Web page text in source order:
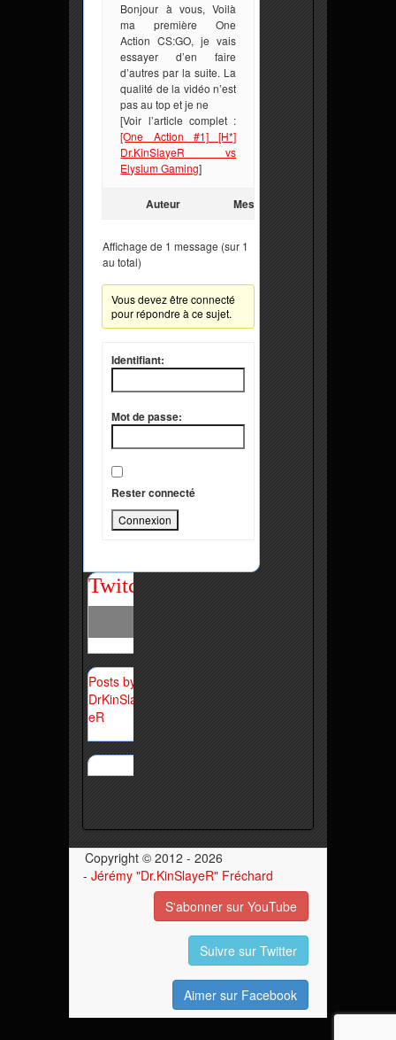
Bonjour à vous, Voilà
ma première One
Action CS:GO, je vais
essayer d’en faire
d’autres par la suite. La
qualité de la vidéo n’est
pas au top et je ne
[Voir l’article complet :
[One Action #1] [H*]
Dr.KinSlayeR vs
Elysium Gaming]
Auteur Messages
Affichage de 1 message (sur 1
au total)
Vous devez être connecté
pour répondre à ce sujet.
Identifiant:
Mot de passe:
Rester connecté
Connexion
Twitch
Posts by
DrKinSlay
eR
Copyright © 2012 - 2026
-Jérémy "Dr.KinSlayeR" Fréchard
S'abonner sur YouTube
Suivre sur Twitter
Aimer sur Facebook